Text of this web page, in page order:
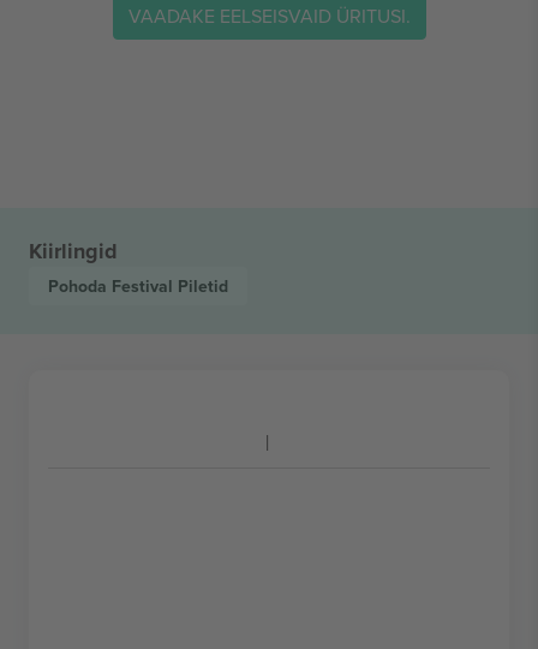
VAADAKE EELSEISVAID ÜRITUSI.
Kiirlingid
Pohoda Festival Piletid